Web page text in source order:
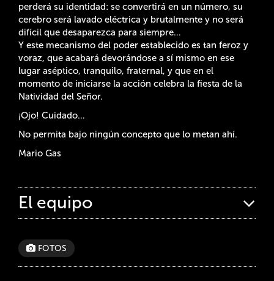
perderá su identidad: se convertirá en un número, su
cerebro será lavado eléctrica y brutalmente y no será
difícil que desaparezca para siempre…
Y este mecanismo del poder establecido es tan feroz y
voraz, que acabará devorándose a sí mismo en ese
lugar aséptico, tranquilo, fraternal, y que en el
momento de iniciarse la acción celebra la fiesta de la
Natividad del Señor.
¡Ojo! Cuidado…
No permita bajo ningún concepto que lo metan ahí.
Mario Gas
El equipo
FOTOS